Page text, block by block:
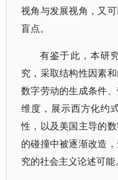
视角与发展视角，又
盲点。
有鉴于此，本研
究，采取结构性因素
数字劳动的生成条件
维度，展示西方化约
性，以及美国主导的
的碰撞中被逐渐改造
究的社会主义论述可能。